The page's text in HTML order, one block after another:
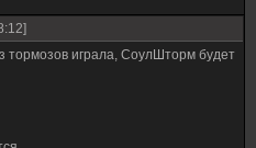
тормозов играла, СоулШторм будет